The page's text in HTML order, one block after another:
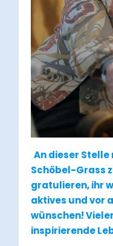
An dieser
Schöbel-Grass
gratulieren, ihr
aktives und vor
wünschen!
inspirierende